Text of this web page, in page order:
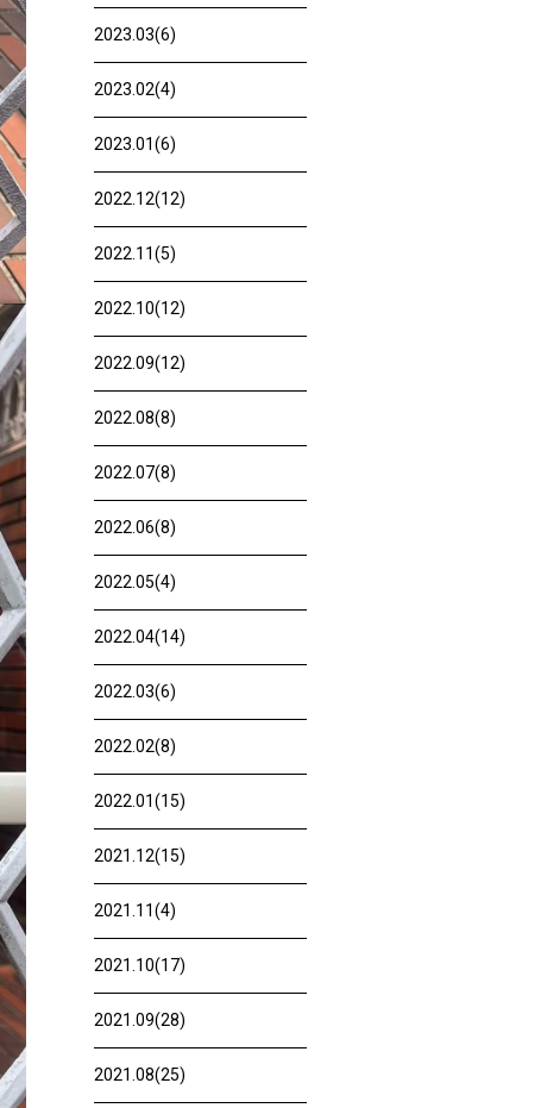
2023.03(6)
2023.02(4)
2023.01(6)
2022.12(12)
2022.11(5)
2022.10(12)
2022.09(12)
2022.08(8)
2022.07(8)
2022.06(8)
2022.05(4)
2022.04(14)
2022.03(6)
2022.02(8)
2022.01(15)
2021.12(15)
2021.11(4)
2021.10(17)
2021.09(28)
2021.08(25)